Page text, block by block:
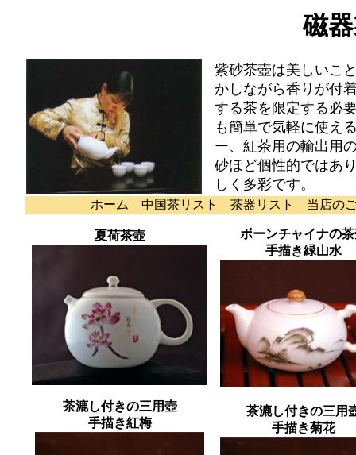
磁
紫砂茶壺は美しいこ
かしながら香りが付
する茶を限定する必
も簡単で気軽に使え
ー、紅茶用の輸出用
砂ほど個性的ではあ
しく多彩です。
ホーム 中国茶リスト 茶器リスト 当店の
夏荷茶壺
ボーンチャイナの
手描き緑山水
茶漉し付きの三用壺
手描き紅梅
茶漉し付きの三用
手描き菊花